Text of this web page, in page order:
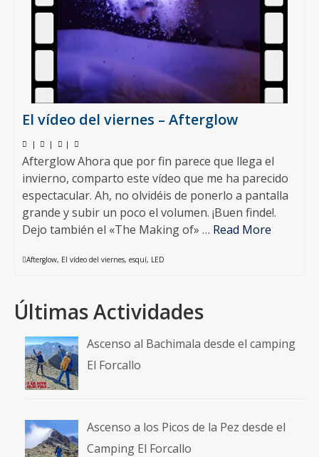
El vídeo del viernes – Afterglow
| | |
Afterglow Ahora que por fin parece que llega el
invierno, comparto este vídeo que me ha parecido
espectacular. Ah, no olvidéis de ponerlo a pantalla
grande y subir un poco el volumen. ¡Buen finde!.
Dejo también el «The Making of» … Read More
Afterglow, El vídeo del viernes, esquí, LED
Últimas Actividades
Ascenso al Bachimala desde el camping
El Forcallo
Ascenso a los Picos de la Pez desde el
Camping El Forcallo